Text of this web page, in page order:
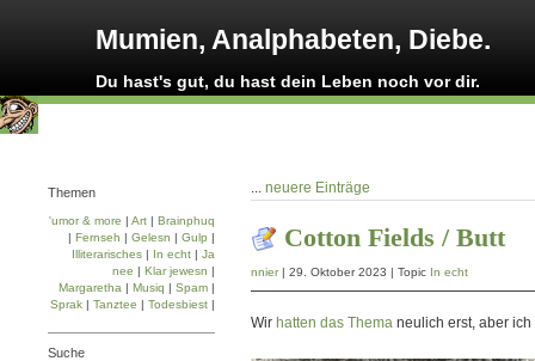
Mumien, Analphabeten, Diebe.
Du hast's gut, du hast dein Leben noch vor dir.
... neuere Einträge
Cotton Fields / Butt
nnier| 29. Oktober 2023 | Topic In echt
Wir hatten das Thema neulich erst, aber
Themen
'umor & more | Art | Brainphuq
| Fernseh | Gelesn | Gulp |
Illiterarisches | In echt | Ja
nee | Klar jewesn |
Margaretha | Musiq | Spam |
Sprak | Tanztee | Todesbiest |
Suche